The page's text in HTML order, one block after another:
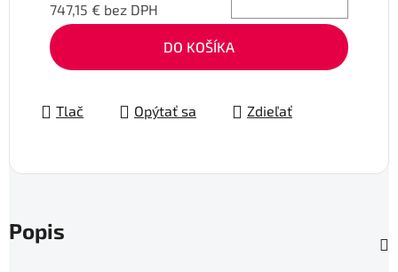
747,15 € bez DPH
Jednotková cena:
DO KOŠÍKA
Tlač Opýtať sa Zdieľať
Popis